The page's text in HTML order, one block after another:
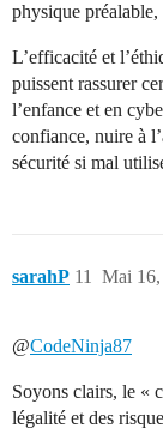
physique
L’efficacité et
puissent rassurer
l’enfance et en
confiance, nuire à
sécurité si mal
sarahP Mai
11
@CodeNinja87
Soyons clairs, le «
légalité et des